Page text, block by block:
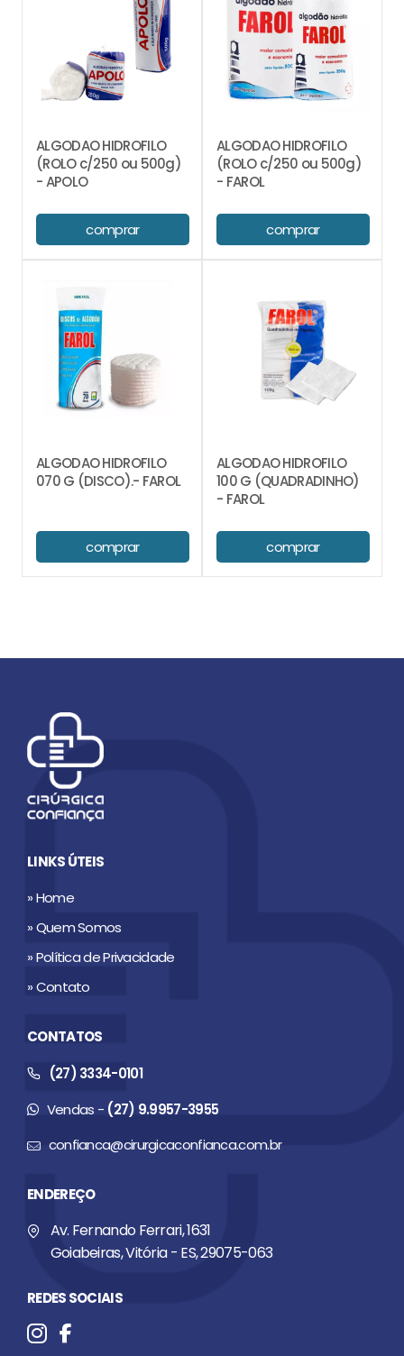
ALGODAO HIDROFILO
(ROLO c/250 ou 500g)
- APOLO
comprar
ALGODAO HIDROFILO
(ROLO c/250 ou 500g)
- FAROL
comprar
ALGODAO HIDROFILO
070 G (DISCO).- FAROL
comprar
ALGODAO HIDROFILO
100 G (QUADRADINHO)
- FAROL
comprar
LINKS ÚTEIS
» Home
» Quem Somos
» Política de Privacidade
» Contato
CONTATOS
(27) 3334-0101
Vendas - (27) 9.9957-3955
confianca@cirurgicaconfianca.com.br
ENDEREÇO
Av. Fernando Ferrari, 1631
Goiabeiras, Vitória - ES, 29075-063
REDES SOCIAIS